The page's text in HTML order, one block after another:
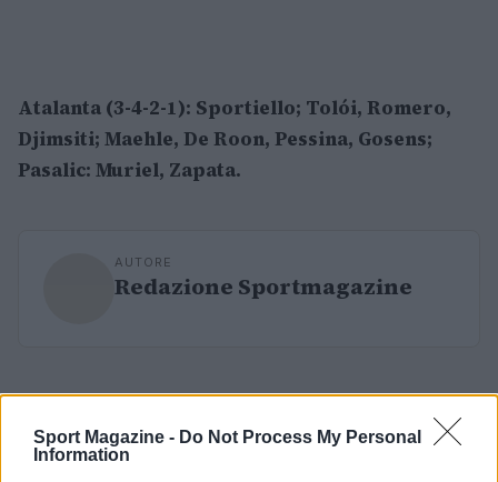
Sport Magazine - Do Not Process My Personal
Information
Atalanta (3-4-2-1): Sportiello; Tolói, Romero,
Djimsiti; Maehle, De Roon, Pessina, Gosens;
Pasalic: Muriel, Zapata.
AUTORE
Redazione Sportmagazine